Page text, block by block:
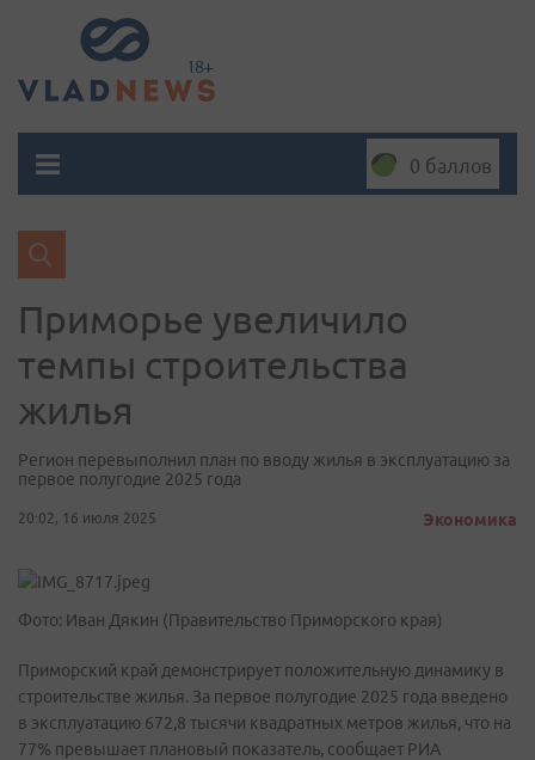
0 баллов
Приморье увеличило
темпы строительства
жилья
Регион перевыполнил план по вводу жилья в эксплуатацию за
первое полугодие 2025 года
20:02, 16 июля 2025 Экономика
Фото: Иван Дякин (Правительство Приморского края)
Приморский край демонстрирует положительную динамику в
строительстве жилья. За первое полугодие 2025 года введено
в эксплуатацию 672,8 тысячи квадратных метров жилья, что на
77% превышает плановый показатель, сообщает РИА